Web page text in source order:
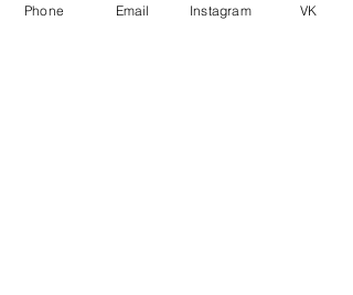
Phone Email Instagram VK